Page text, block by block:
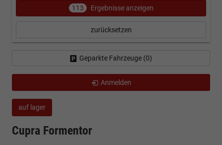
auf lager
Cupra Formentor
113 Ergebnisse anzeigen
zurücksetzen
Geparkte Fahrzeuge (0)
Anmelden